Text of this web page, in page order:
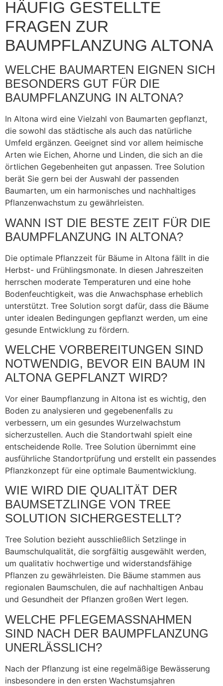
HÄUFIG GESTELLTE
FRAGEN ZUR
BAUMPFLANZUNG ALTONA
WELCHE BAUMARTEN EIGNEN SICH
BESONDERS GUT FÜR DIE
BAUMPFLANZUNG IN ALTONA?
In Altona wird eine Vielzahl von Baumarten gepflanzt,
die sowohl das städtische als auch das natürliche
Umfeld ergänzen. Geeignet sind vor allem heimische
Arten wie Eichen, Ahorne und Linden, die sich an die
örtlichen Gegebenheiten gut anpassen. Tree Solution
berät Sie gern bei der Auswahl der passenden
Baumarten, um ein harmonisches und nachhaltiges
Pflanzenwachstum zu gewährleisten.
WANN IST DIE BESTE ZEIT FÜR DIE
BAUMPFLANZUNG IN ALTONA?
Die optimale Pflanzzeit für Bäume in Altona fällt in die
Herbst- und Frühlingsmonate. In diesen Jahreszeiten
herrschen moderate Temperaturen und eine hohe
Bodenfeuchtigkeit, was die Anwachsphase erheblich
unterstützt. Tree Solution sorgt dafür, dass die Bäume
unter idealen Bedingungen gepflanzt werden, um eine
gesunde Entwicklung zu fördern.
WELCHE VORBEREITUNGEN SIND
NOTWENDIG, BEVOR EIN BAUM IN
ALTONA GEPFLANZT WIRD?
Vor einer Baumpflanzung in Altona ist es wichtig, den
Boden zu analysieren und gegebenenfalls zu
verbessern, um ein gesundes Wurzelwachstum
sicherzustellen. Auch die Standortwahl spielt eine
entscheidende Rolle. Tree Solution übernimmt eine
ausführliche Standortprüfung und erstellt ein passendes
Pflanzkonzept für eine optimale Baumentwicklung.
WIE WIRD DIE QUALITÄT DER
BAUMSETZLINGE VON TREE
SOLUTION SICHERGESTELLT?
Tree Solution bezieht ausschließlich Setzlinge in
Baumschulqualität, die sorgfältig ausgewählt werden,
um qualitativ hochwertige und widerstandsfähige
Pflanzen zu gewährleisten. Die Bäume stammen aus
regionalen Baumschulen, die auf nachhaltigen Anbau
und Gesundheit der Pflanzen großen Wert legen.
WELCHE PFLEGEMASSNAHMEN S
IND NACH DER BAUMPFLANZUNG U
NERLÄSSLICH?
Nach der Pflanzung ist eine regelmäßige Bewässerung
insbesondere in den ersten Wachstumsjahren